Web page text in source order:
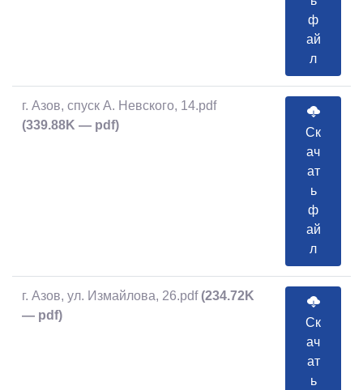
ф
ай
л
г. Азов, спуск А. Невского, 14.pdf
(339.88K — pdf)
Ск
ач
ат
ь
ф
ай
л
г. Азов, ул. Измайлова, 26.pdf (234.72K
— pdf)
Ск
ач
ат
ь